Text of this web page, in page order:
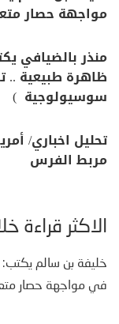
مواجهة حصار
منذر بالضيافي
ظاهرة طبيعية ..
سوسيولوجية )
تحليل اخباري/
مربط الفرس
الأكثر قراءة
خليفة بن سالم
في مواجهة حصار